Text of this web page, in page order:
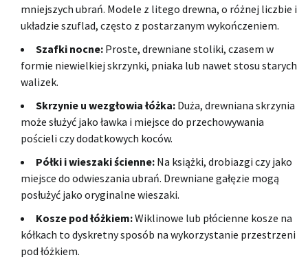
mniejszych ubrań. Modele z litego drewna, o różnej liczbie i
układzie szuflad, często z postarzanym wykończeniem.
Szafki nocne: Proste, drewniane stoliki, czasem w
formie niewielkiej skrzynki, pniaka lub nawet stosu starych
walizek.
Skrzynie u wezgłowia łóżka: Duża, drewniana skrzynia
może służyć jako ławka i miejsce do przechowywania
pościeli czy dodatkowych koców.
Półki i wieszaki ścienne: Na książki, drobiazgi czy jako
miejsce do odwieszania ubrań. Drewniane gałęzie mogą
posłużyć jako oryginalne wieszaki.
Kosze pod łóżkiem:Wiklinowe lub płócienne kosze na
kółkach to dyskretny sposób na wykorzystanie przestrzeni
pod łóżkiem.